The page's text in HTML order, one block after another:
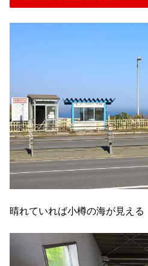
晴れていれば小樽の海が見える